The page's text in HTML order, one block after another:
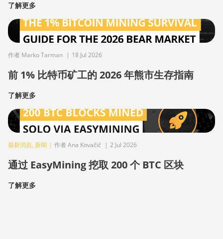
了解更多
作者 Marko Tarman | 18 Jul 2026
前 1% 比特币矿工的 2026 年熊市生存指南
了解更多
最新消息, 新闻 | 作者 Ana Kovačič | 2 Jul 2026
通过 EasyMining 挖取 200 个 BTC 区块
了解更多